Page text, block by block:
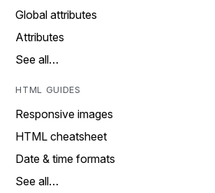
Global attributes
Attributes
See all…
HTML GUIDES
Responsive images
HTML cheatsheet
Date & time formats
See all…